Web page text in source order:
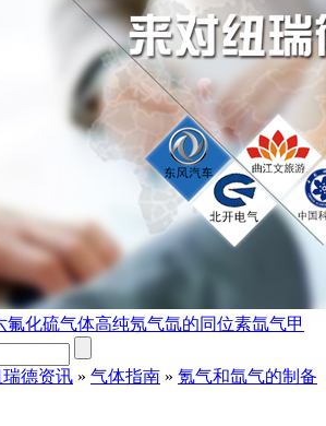
氟化硫气体高纯氖气氙的同位素氙气甲
瑞德资讯 » 气体指南 » 氪气和氙气的制备